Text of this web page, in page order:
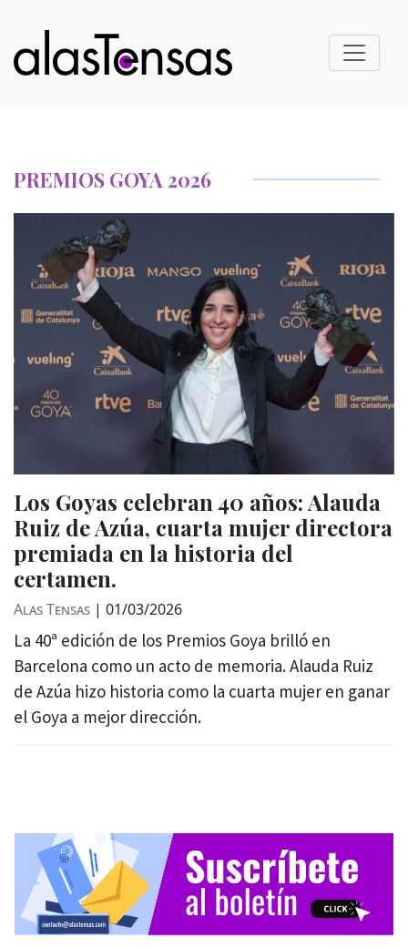
PREMIOS GOYA 2026
Los Goyas celebran 40 años: Alauda
Ruiz de Azúa, cuarta mujer directora
premiada en la historia del
certamen.
Alas Tensas | 01/03/2026
La 40ª edición de los Premios Goya brilló en
Barcelona como un acto de memoria. Alauda Ruiz
de Azúa hizo historia como la cuarta mujer en ganar
el Goya a mejor dirección.